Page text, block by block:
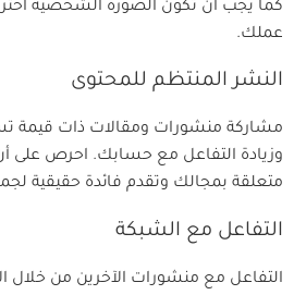
كما يجب أن تكون الصورة الشخصية
عملك.
النشر المنتظم للمحتوى
مشاركة منشورات ومقالات ذات قيمة
وزيادة التفاعل مع حسابك. احرص على
متعلقة بمجالك وتقدم فائدة حقيقية
التفاعل مع الشبكة
التفاعل مع منشورات الآخرين من خلال